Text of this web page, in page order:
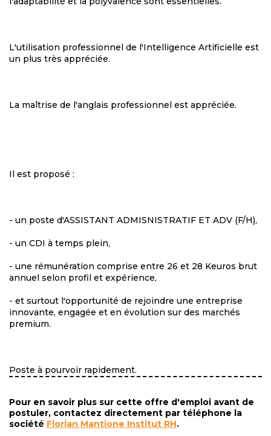
L'utilisation professionnel de l'Intelligence Artificielle est
un plus très appréciée.
La maîtrise de l'anglais professionnel est appréciée.
Il est proposé :
- un poste d'ASSISTANT ADMISNISTRATIF ET ADV (F/H),
- un CDI à temps plein,
- une rémunération comprise entre 26 et 28 Keuros brut
annuel selon profil et expérience,
- et surtout l'opportunité de rejoindre une entreprise
innovante, engagée et en évolution sur des marchés
premium.
Poste à pourvoir rapidement.
Pour en savoir plus sur cette offre d'emploi avant de
postuler, contactez directement par téléphone la
société Florian Mantione Institut RH.